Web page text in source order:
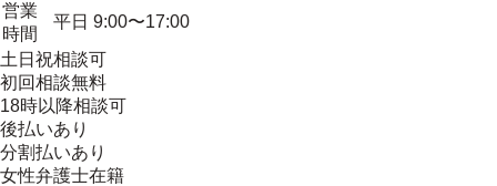
営業
時間
平日 9:00〜17:00
土日祝相談可
初回相談無料
18時以降相談可
後払いあり
分割払いあり
女性弁護士在籍